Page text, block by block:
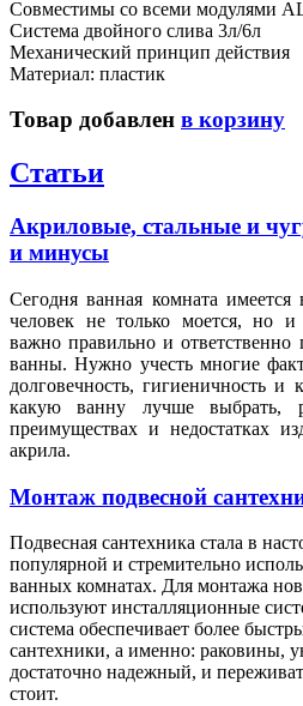
Совместимы со всеми модулями
Система двойного слива 3л/6л
Механический принцип действия
Материал: пластик
Товар добавлен в корзину
Статьи
Акриловые, стальные и
и минусы
Сегодня ванная комната
человек не только моется, но
важно правильно и
ванны. Нужно учесть многие
долговечность, гигиеничность и
какую ванну лучше выбрать,
преимуществах и недостатках
акрила.
Монтаж подвесной
Подвесная сантехника стала в
популярной и стремительно
ванных комнатах. Для монтажа
используют инсталляционные
система обеспечивает более
сантехники, а именно: раковины,
достаточно надежный, и
стоит.